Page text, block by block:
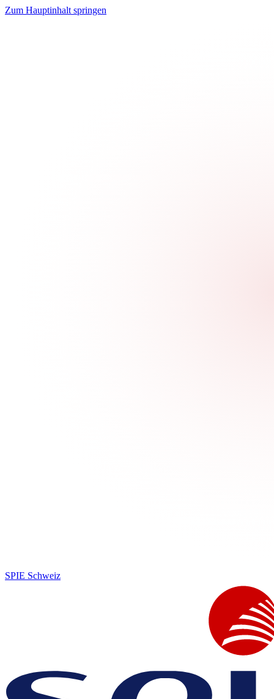
Zum Hauptinhalt springen
SPIE Schweiz